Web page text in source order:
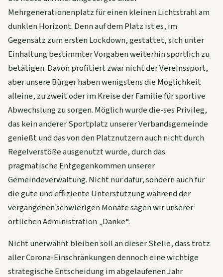
Mehrgenerationenplatz für einen kleinen Lichtstrahl am
dunklen Horizont. Denn auf dem Platz ist es, im
Gegensatz zum ersten Lockdown, gestattet, sich unter
Einhaltung bestimmter Vorgaben weiterhin sportlich zu
betätigen. Davon profitiert zwar nicht der Vereinssport,
aber unsere Bürger haben wenigstens die Möglichkeit
alleine, zu zweit oder im Kreise der Familie für sportive
Abwechslung zu sorgen. Möglich wurde die-ses Privileg,
das kein anderer Sportplatz unserer Verbandsgemeinde
genießt und das von den Platznutzern auch nicht durch
Regelverstöße ausgenutzt wurde, durch das
pragmatische Entgegenkommen unserer
Gemeindeverwaltung. Nicht nur dafür, sondern auch für
die gute und effiziente Unterstützung während der
vergangenen schwierigen Monate sagen wir unserer
örtlichen Administration „Danke“.
Nicht unerwähnt bleiben soll an dieser Stelle, dass trotz
aller Corona-Einschränkungen dennoch eine wichtige
strategische Entscheidung im abgelaufenen Jahr